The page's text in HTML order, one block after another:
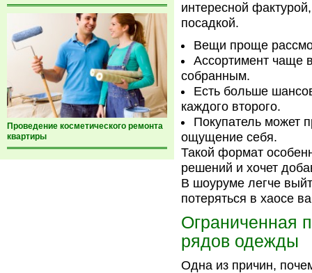
Проведение косметического ремонта
квартиры
интересной
посадкой.
Вещи проще
Ассортимент чаще
собранным.
Есть больше
каждого второго.
Покупатель может
ощущение себя.
Такой формат
решений и хочет
В шоуруме легче
потеряться в хаосе
Ограниченная
рядов одежды
Одна из причин,